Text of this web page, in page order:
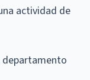
actividad de
departamento